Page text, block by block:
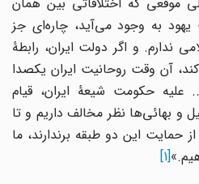
به وجود می‌آید، چاره‌ای جز
ندارم. و اگر دولت ایران، رابطۀ
آن وقت روحانیت ایران یکصدا
حکومت شیعۀ ایران، قیام
و بهائی‌ها نظر مخالف داریم و تا
این دو طبقه برندارند، ما
[1]